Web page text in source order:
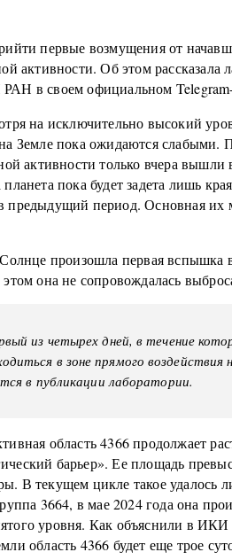
первые возмущения от
активности. Об этом рассказала
в своем официальном
на исключительно высокий
Земле пока ожидаются слабыми.
активности только вчера вышли
пока будет задета лишь
период. Основная их
произошла первая вспышка
она не сопровождалась
из четырех дней, в течение
в зоне прямого воздействия
в публикации лаборатории.
область 4366 продолжает
барьер». Ее площадь
В текущем цикле такое удалось
3664, в мае 2024 года она
уровня. Как объяснили в
область 4366 будет еще трое